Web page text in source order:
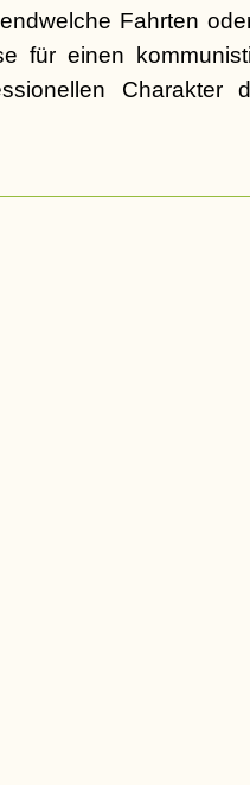
Fahrten
für einen
Charakter